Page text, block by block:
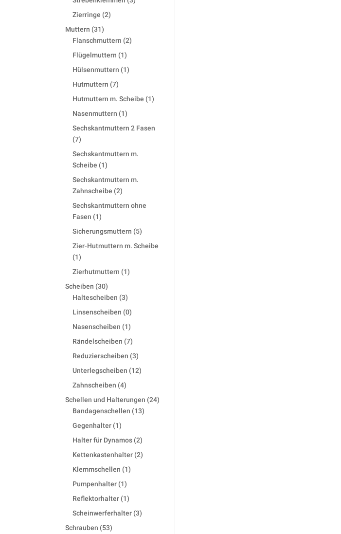
Zierringe 22
Muttern 3131
products
Flanschmuttern 22
Flügelmuttern 11
product
Hülsenmuttern 11
Hutmuttern 77
products
Hutmuttern m. Scheibe 11
Nasenmuttern 11
product
Sechskantmuttern 2 Fasen
77
products
Sechskantmuttern m.
Scheibe
11
product
Sechskantmuttern m.
Zahnscheibe 22
products
Sechskantmuttern ohne
Fasen
11
product
Sicherungsmuttern 55
products
Zier-Hutmuttern m. Scheibe
11
product
Zierhutmuttern 11
Scheiben 3030
products
Haltescheiben 33
products
Linsenscheiben 00
products
Nasenscheiben 11
product
Rändelscheiben 77
products
Reduzierscheiben 33
products
Unterlegscheiben 1212
Zahnscheiben 44
products
Schellen und Halterungen 2424
Bandagenschellen 1313
Gegenhalter 11
product
Halter für Dynamos 22
products
Kettenkastenhalter 22
Klemmschellen 11
Pumpenhalter 11
product
Reflektorhalter 11
product
Scheinwerferhalter 33
Schrauben 5353